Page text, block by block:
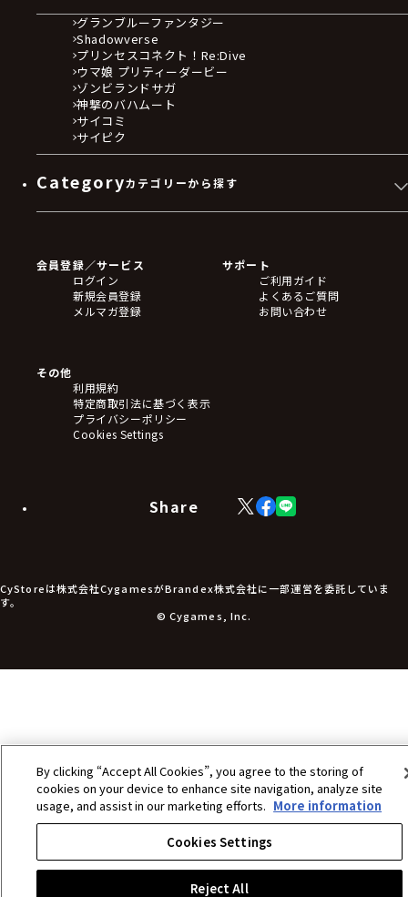
グランブルーファンタジー
Shadowverse
プリンセスコネクト！Re:Dive
ウマ娘 プリティーダービー
ゾンビランドサガ
神撃のバハムート
サイコミ
サイピク
Categoryカテゴリーから探す
フィギュア
アクリルスタンド
バッジ
キーホルダー・ストラップ
ステッカー・シール・カード
タペストリー・ポスター
アームサポーター
ブレードホルダー
食品・飲料品
アパレル小物
アクセサリー
会員登録／サービス
ログイン
新規会員登録
メルマガ登録
サポート
ご利用ガイド
よくあるご質問
お問い合わせ
その他
利用規約
特定商取引法に基づく表示
プライバシーポリシー
Cookies Settings
Share
X
(Twitter)
Facebook
LINE
CyStoreは株式会社CygamesがBrandex株式会社に一部運営を委託していま
す。
© Cygames, Inc.
By clicking “Accept All Cookies”, you agree to the storing of
cookies on your device to enhance site navigation, analyze site
usage, and assist in our marketing efforts. More information
Cookies Settings
Reject All